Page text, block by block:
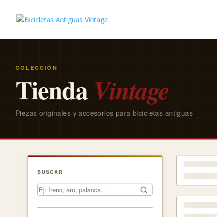
COLECCIÓN
Tienda Vintage
Piezas originales y accesorios para bicicletas antiguas
BUSCAR